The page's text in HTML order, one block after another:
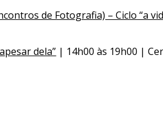
de Fotografia) – Ciclo “a
dela” | 14h00 às 19h00 |